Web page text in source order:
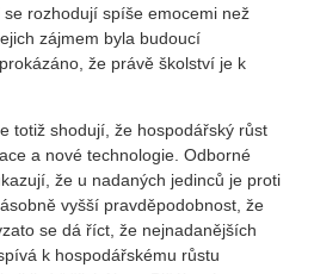
rozhodují spíše emocemi než
zájmem byla budoucí
že právě školství je k
totiž shodují, že hospodářský růst
a nové technologie. Odborné
že u nadaných jedinců je proti
vyšší pravděpodobnost, že
se dá říct, že nejnadanějších
k hospodářskému růstu